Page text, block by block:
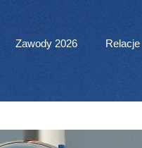
Zawody 2026 Relacje